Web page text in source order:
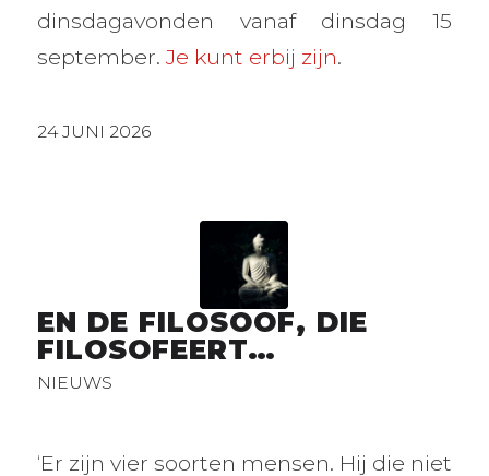
dinsdagavonden vanaf dinsdag 15
september.Je kunt erbij zijn.
24 JUNI 2026
EN DE FILOSOOF, DIE
FILOSOFEERT…
NIEUWS
‘Er zijn vier soorten mensen. Hij die niet